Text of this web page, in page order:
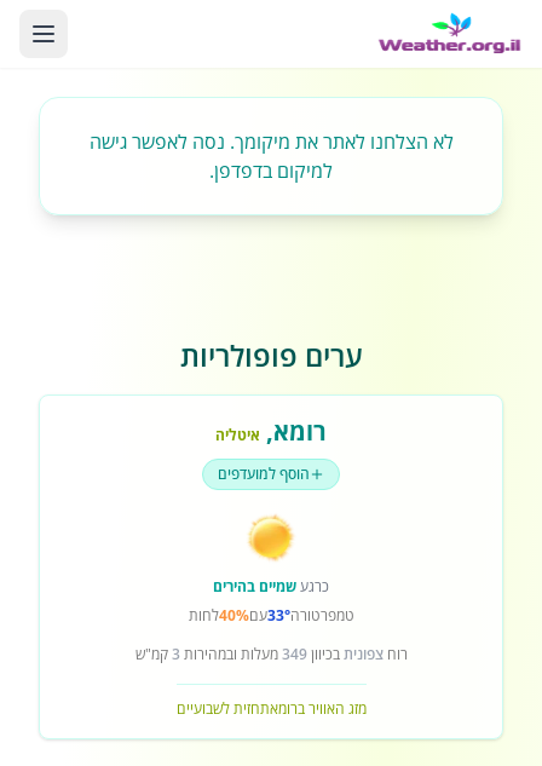
לא הצלחנו לאתר את מיקומך. נסה לאפשר גישה
למיקום בדפדפן.
ערים פופולריות
רומא, איטליה
הוסף למועדפים
כרגעשמיים בהירים
טמפרטורה33°עם40%לחות
רוחצפוניתבכיוון349מעלות ובמהירות 3קמ"ש
מזג האוויר ברומאתחזית לשבועיים